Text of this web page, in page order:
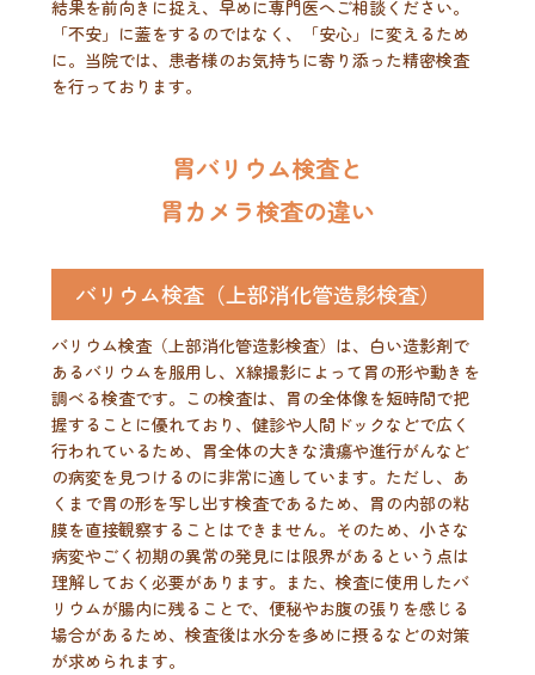
結果を前向きに捉え、早めに専門医へご相談ください。
「不安」に蓋をするのではなく、「安心」に変えるため
に。当院では、患者様のお気持ちに寄り添った精密検査
を行っております。
胃バリウム検査と
胃カメラ検査の違い
バリウム検査（上部消化管造影検査）
バリウム検査（上部消化管造影検査）は、白い造影剤で
あるバリウムを服用し、X線撮影によって胃の形や動きを
調べる検査です。この検査は、胃の全体像を短時間で把
握することに優れており、健診や人間ドックなどで広く
行われているため、胃全体の大きな潰瘍や進行がんなど
の病変を見つけるのに非常に適しています。ただし、あ
くまで胃の形を写し出す検査であるため、胃の内部の粘
膜を直接観察することはできません。そのため、小さな
病変やごく初期の異常の発見には限界があるという点は
理解しておく必要があります。また、検査に使用したバ
リウムが腸内に残ることで、便秘やお腹の張りを感じる
場合があるため、検査後は水分を多めに摂るなどの対策
が求められます。